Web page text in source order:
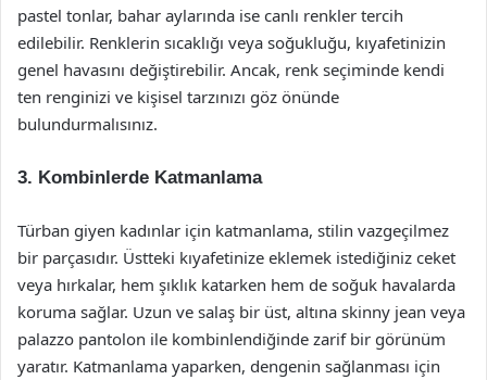
pastel tonlar, bahar aylarında ise canlı renkler tercih
edilebilir. Renklerin sıcaklığı veya soğukluğu, kıyafetinizin
genel havasını değiştirebilir. Ancak, renk seçiminde kendi
ten renginizi ve kişisel tarzınızı göz önünde
bulundurmalısınız.
3. Kombinlerde Katmanlama
Türban giyen kadınlar için katmanlama, stilin vazgeçilmez
bir parçasıdır. Üstteki kıyafetinize eklemek istediğiniz ceket
veya hırkalar, hem şıklık katarken hem de soğuk havalarda
koruma sağlar. Uzun ve salaş bir üst, altına skinny jean veya
palazzo pantolon ile kombinlendiğinde zarif bir görünüm
yaratır. Katmanlama yaparken, dengenin sağlanması için